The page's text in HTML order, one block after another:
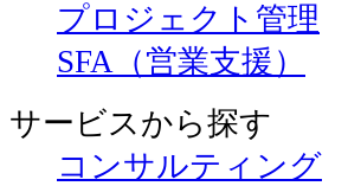
プロジェクト管理
SFA（営業支援）
サービスから探す
コンサルティング